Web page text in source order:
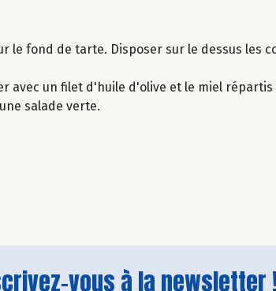
le fond de tarte. Disposer sur le dessus les
avec un filet d'huile d'olive et le miel
salade verte.
vous à la newsletter